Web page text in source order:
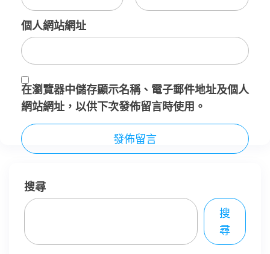
個人網站網址
在瀏覽器中儲存顯示名稱、電子郵件地址及個人
網站網址，以供下次發佈留言時使用。
搜尋
搜
尋